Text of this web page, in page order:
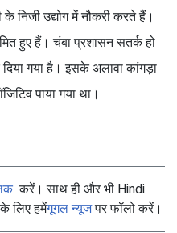
के निजी उद्योग में नौकरी करते हैं।
हुए हैं। चंबा प्रशासन सतर्क हो
गया है। इसके अलावा कांगड़ा
पाया गया था।
करें। साथ ही और भी Hindi
लिए हमेंगूगल न्यूजपर फॉलो करें।